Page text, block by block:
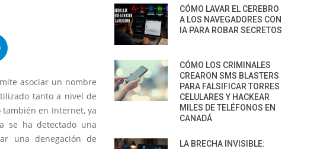
asociar un nombre
tanto a nivel de
en Internet, ya
se ha detectado una
una denegación de
CÓMO LAVAR EL CEREBRO
A LOS NAVEGADORES CON
IA PARA ROBAR SECRETOS
CÓMO LOS CRIMINALES
CREARON SMS BLASTERS
PARA FALSIFICAR TORRES
CELULARES Y HACKEAR
MILES DE TELÉFONOS EN
CANADÁ
LA BRECHA INVISIBLE: